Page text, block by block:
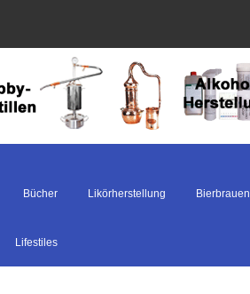
Bücher Likörherstellung Bierbrauen
Lifestiles